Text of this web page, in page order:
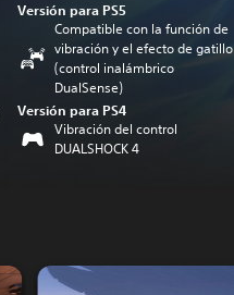
Versión para PS5
Compatible con la función de
vibración y el efecto de gatillo
(control inalámbrico
DualSense)
Versión para PS4
Vibración del control
DUALSHOCK 4